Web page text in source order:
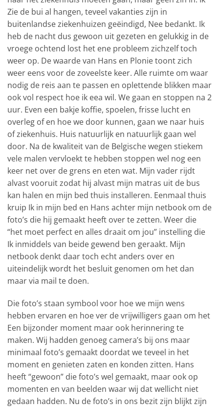
Zie de bui al hangen, teveel vakanties zijn in
buitenlandse ziekenhuizen geëindigd, Nee bedankt. Ik
heb de nacht dus gewoon uit gezeten en gelukkig in de
vroege ochtend lost het ene probleem zichzelf toch
weer op. De waarde van Hans en Plonie toont zich
weer eens voor de zoveelste keer. Alle ruimte om waar
nodig de reis aan te passen en oplettende blikken maar
ook vol respect hoe ik eea wil. We gaan en stoppen na 2
uur. Even een bakje koffie, spoelen, frisse lucht en
overleg of en hoe we door kunnen, gaan we naar huis
of ziekenhuis. Huis natuurlijk en natuurlijk gaan wel
door. Na de kwaliteit van de Belgische wegen stiekem
vele malen vervloekt te hebben stoppen wel nog een
keer net over de grens en eten wat. Mijn vader rijdt
alvast vooruit zodat hij alvast mijn matras uit de bus
kan halen en mijn bed thuis installeren. Eenmaal thuis
kruip Ik in mijn bed en Hans achter mijn netbook om de
foto’s die hij gemaakt heeft over te zetten. Weer die
“het moet perfect en alles draait om jou” instelling die
Ik inmiddels van beide gewend ben geraakt. Mijn
netbook denkt daar toch echt anders over en
uiteindelijk wordt het besluit genomen om het dan
maar via mail te doen.
Die foto’s staan symbool voor hoe we mijn wens
hebben ervaren en hoe ver de vrijwilligers gaan om het
Een bijzonder moment maar ook herinnering te
maken. Wij hadden genoeg camera’s bij ons maar
minimaal foto’s gemaakt doordat we teveel in het
moment en genieten zaten en konden zitten. Hans
heeft “gewoon” die foto’s wel gemaakt, maar ook op
momenten en van beelden waar wij dat wellicht niet
gedaan hadden. Nu de foto’s in ons bezit zijn blijkt zijn